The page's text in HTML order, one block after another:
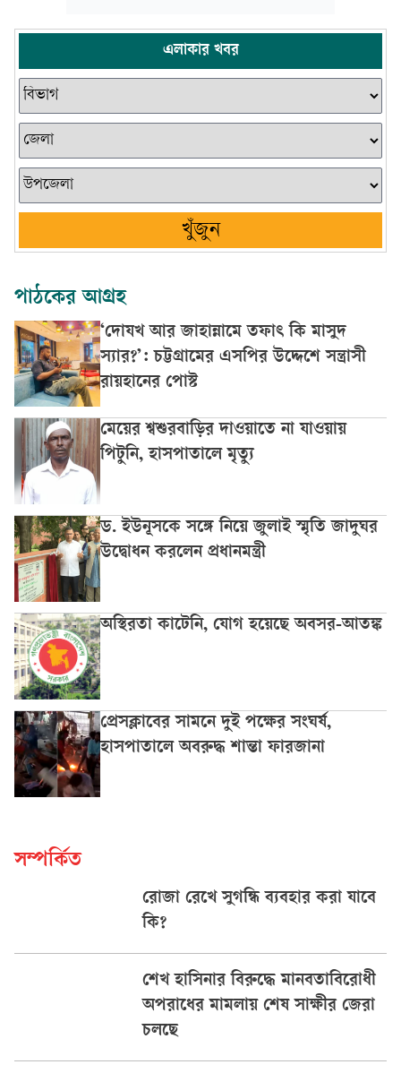
এলাকার খবর
খুঁজুন
পাঠকের আগ্রহ
‘দোযখ আর জাহান্নামে তফাৎ কি মাসুদ
স্যার?’: চট্টগ্রামের এসপির উদ্দেশে সন্ত্রাসী
রায়হানের পোস্ট
মেয়ের শ্বশুরবাড়ির দাওয়াতে না যাওয়ায়
পিটুনি, হাসপাতালে মৃত্যু
ড. ইউনূসকে সঙ্গে নিয়ে জুলাই স্মৃতি জাদুঘর
উদ্বোধন করলেন প্রধানমন্ত্রী
অস্থিরতা কাটেনি, যোগ হয়েছে অবসর-আতঙ্ক
প্রেসক্লাবের সামনে দুই পক্ষের সংঘর্ষ,
হাসপাতালে অবরুদ্ধ শান্তা ফারজানা
সম্পর্কিত
রোজা রেখে সুগন্ধি ব্যবহার করা যাবে
কি?
শেখ হাসিনার বিরুদ্ধে মানবতাবিরোধী
অপরাধের মামলায় শেষ সাক্ষীর জেরা
চলছে